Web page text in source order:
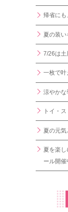
帰省に
夏の装
7/26は土
一枚で叶
涼やかな
トイ・
夏の元
夏を楽
ール開催